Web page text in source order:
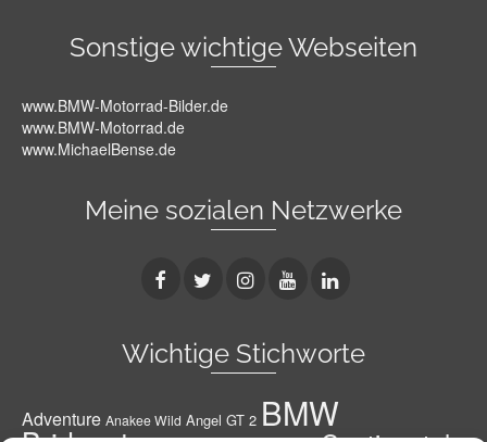
Sonstige wichtige Webseiten
www.BMW-Motorrad-Bilder.de
www.BMW-Motorrad.de
www.MichaelBense.de
Meine sozialen Netzwerke
Wichtige Stichworte
Adventure Anakee Wild Angel GT 2 BMW